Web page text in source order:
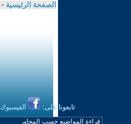
الصفحة الرئيسية -
تابعونا على: الفيسبوك